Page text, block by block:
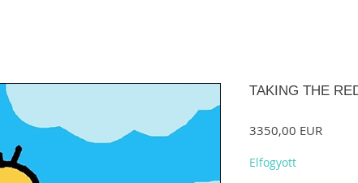
TAKING THE
3350,00 EURÁr
Elfogyott